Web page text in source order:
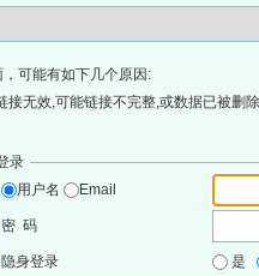
可能有如下几个原因:
接无效,可能链接不完整,或数据已被删
录
用户名
Email
密 码
隐身登录 是